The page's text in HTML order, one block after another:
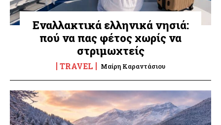
Εναλλακτικά ελληνικά νησιά:
πού να πας φέτος χωρίς να
στριμωχτείς
TRAVEL Μαίρη Καραντάσιου